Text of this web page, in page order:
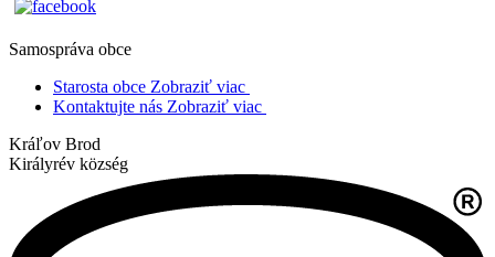
Samospráva obce
Starosta obce Zobraziť viac
Kontaktujte nás Zobraziť viac
Kráľov Brod
Királyrév község